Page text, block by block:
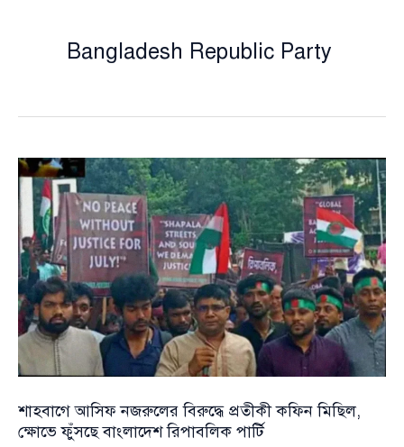
Bangladesh Republic Party
শাহবাগে আসিফ নজরুলের বিরুদ্ধে প্রতীকী কফিন মিছিল,
ক্ষোভে ফুঁসছে বাংলাদেশ রিপাবলিক পার্টি